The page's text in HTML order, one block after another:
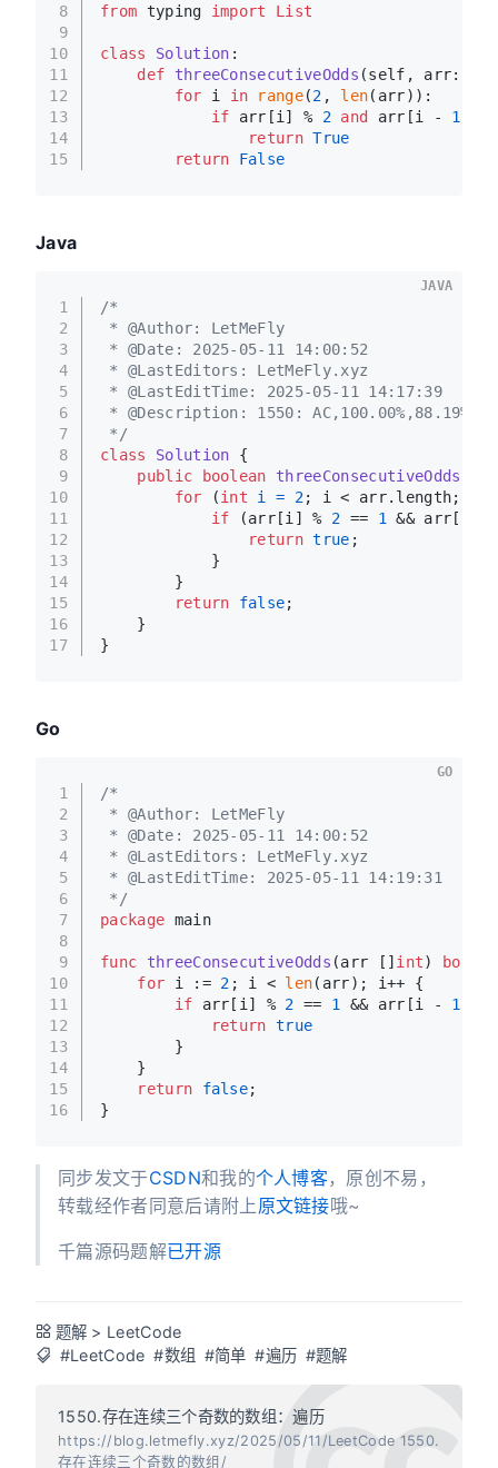
8
9
10
11
12
13
14
15
from typing import List
class Solution :
def
threeConsecutiveOdds (self, arr:
for i in range(2 , len(arr)):
if arr[i] % 2 and arr[i - 1
return True
return
False
Java
1
2
3
4
5
6
7
8
9
10
11
12
13
14
15
16
17
/*
* @Author: LetMeFly
* @Date: 2025-05-11 14:00:52
* @LastEditors: LetMeFly.xyz
* @LastEditTime: 2025-05-11 14:17:39
* @Description: 1550: AC,100.00%,88.19%
*/
class
Solution {
public
boolean threeConsecutiveOdds
for (int i = 2; i < arr.length;
if (arr[i] % 2 == 1 && arr[i -
return true ;
            }
        }
return
false;
    }
}
JAVA
Go
1
2
3
4
5
6
7
8
9
10
11
12
13
14
15
16
/*
* @Author: LetMeFly
* @Date: 2025-05-11 14:00:52
* @LastEditors: LetMeFly.xyz
* @LastEditTime: 2025-05-11 14:19:31
*/
package main
func threeConsecutiveOdds (arr [] int) bool
for i := 2 ; i < len(arr); i++ {
if arr[i] % 2 == 1 && arr[i - 1
return true
        }
    }
return
false;
}
GO
同步发文于CSDN和我的个人博客，原创不易，
转载经作者同意后请附上 原文链接哦~
千篇源码题解已开源
题解 > LeetCode
#LeetCode #数组 #简单 #遍历 #题解
1550.存在连续三个奇数的数组：遍历
https://blog.letmefly.xyz/2025/05/11/LeetCode 1550.
存在连续三个奇数的数组/